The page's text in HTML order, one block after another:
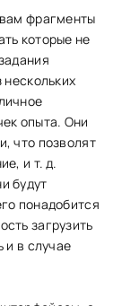
фрагменты
которые не
нескольких
опыта. Они
что позволят
и т. д.
будут
понадобится
загрузить
и в случае